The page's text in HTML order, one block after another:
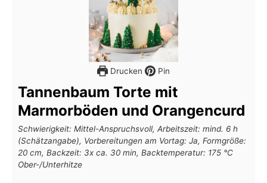
Drucken Pin
Tannenbaum Torte mit
Marmorböden und Orangencurd
Schwierigkeit: Mittel-Anspruchsvoll, Arbeitszeit: mind. 6 h
(Schätzangabe), Vorbereitungen am Vortag: Ja, Formgröße:
20 cm, Backzeit: 3x ca. 30 min, Backtemperatur: 175 °C
Ober-/Unterhitze